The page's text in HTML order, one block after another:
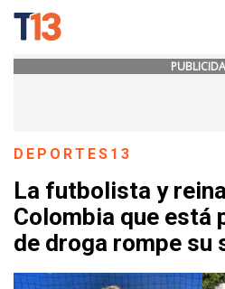
DEPORTES13
La futbolista y
Colombia que está
de droga rompe su